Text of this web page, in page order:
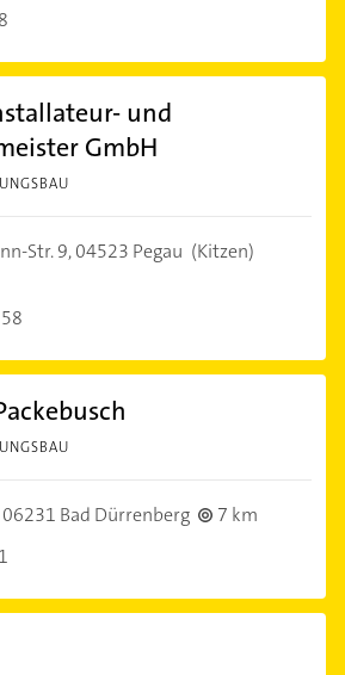
und
GmbH
Str. 9,04523 Pegau (Kitzen)
06231 Bad Dürrenberg
7 km